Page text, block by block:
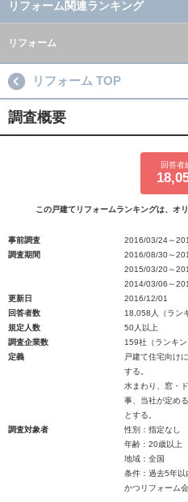
リフォーム関連ランキング
リフォーム
リフォーム TOP
調査概要
回答者
この戸建てリフォームランキングは、オ
事前調査
2016/03/24～
調査期間
2016/08/30～
2015/03/20～
2014/03/06～
更新日
2016/12/01
回答者数
18,058人（ラン
規定人数
50人以上
調査企業数
159社（ランキ
定義
戸建て住宅向け
する。
水まわり、窓・
事、当社が定め
とする。
調査対象者
性別：指定なし
年齢：20歳以上
地域：全国
条件：過去5年以
かつリフォーム